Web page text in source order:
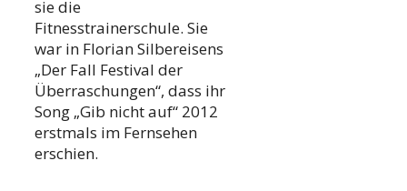
sie die
Fitnesstrainerschule. Sie
war in Florian Silbereisens
„Der Fall Festival der
Überraschungen“, dass ihr
Song „Gib nicht auf“ 2012
erstmals im Fernsehen
erschien.